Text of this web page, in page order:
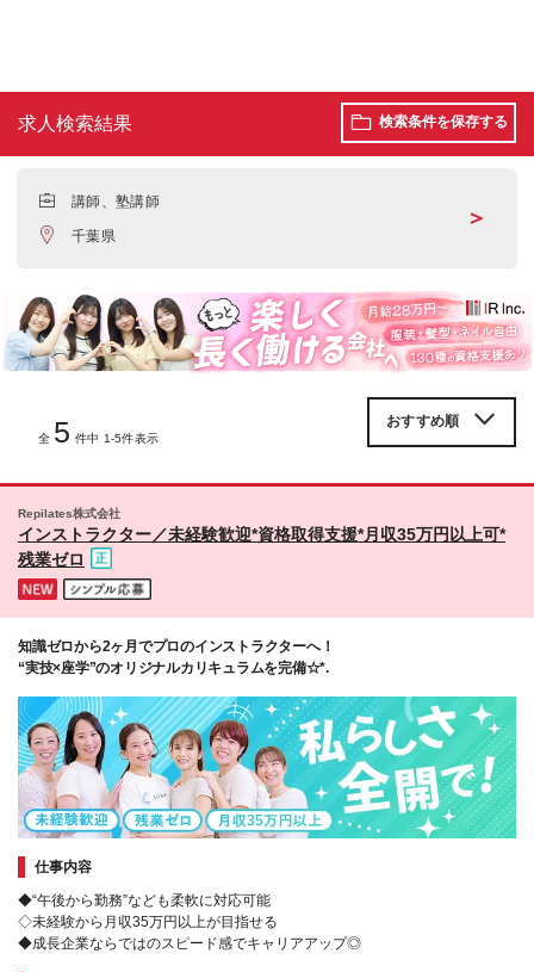
求人検索結果 検索条件を保存する
講師、塾講師
千葉県
＞
全 5 件中 1-5件表示
Repilates株式会社
インストラクター／未経験歓迎*資格取得支援*月収35万円以上可*
残業ゼロ
知識ゼロから2ヶ月でプロのインストラクターへ！
“実技×座学”のオリジナルカリキュラムを完備☆*.
仕事内容
◆“午後から勤務”なども柔軟に対応可能
◇未経験から月収35万円以上が目指せる
◆成長企業ならではのスピード感でキャリアアップ◎